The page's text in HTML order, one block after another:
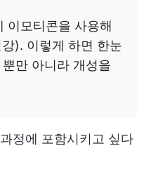
이모티콘을 사용해
). 이렇게 하면 한눈
만 아니라 개성을
정에 포함시키고 싶다